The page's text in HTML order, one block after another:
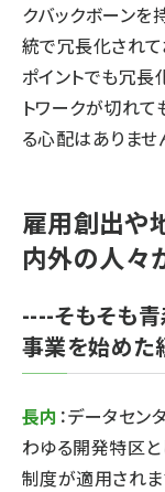
クバックボーンを
統で冗長化されて
ポイントでも冗長
トワークが切れ
る心配はありませ
雇用創出や
内外の人々
----そもそも
事業を始めた
長内 ：データセン
わゆる開発特区
制度が適用されま